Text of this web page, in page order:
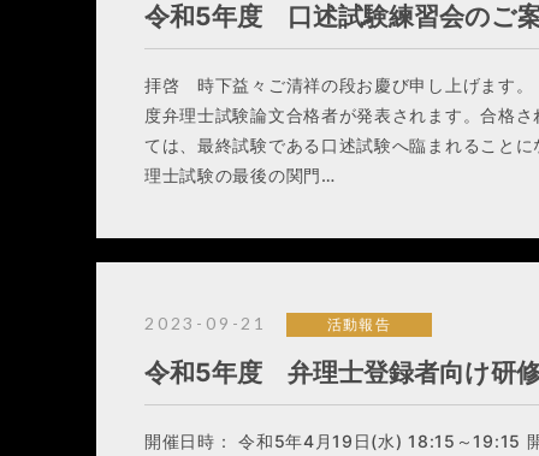
令和5年度 口述試験練習会のご
拝啓 時下益々ご清祥の段お慶び申し上げます
度弁理士試験論文合格者が発表されます。合格
ては、最終試験である口述試験へ臨まれること
理士試験の最後の関門…
2023-09-21 活動報告
令和5年度 弁理士登録者向け研
開催日時： 令和5年4月19日(水) 18:15～19:15